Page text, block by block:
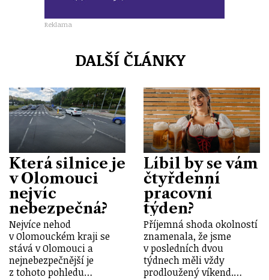
Reklama
DALŠÍ ČLÁNKY
Která silnice je
v Olomouci
nejvíc
nebezpečná?
Nejvíce nehod
v Olomouckém kraji se
stává v Olomouci a
nejnebezpečnější je
z tohoto pohledu…
Líbil by se vám
čtyřdenní
pracovní
týden?
Příjemná shoda okolností
znamenala, že jsme
v posledních dvou
týdnech měli vždy
prodloužený víkend.…